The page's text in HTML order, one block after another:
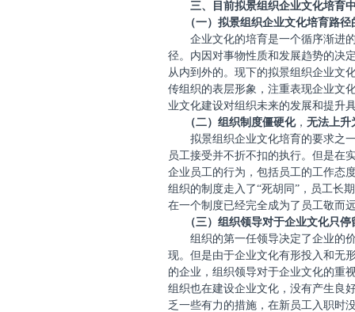
三、目前拟景组织企业文化培育
（一）拟景组织企业文化培育路径
企业文化的培育是一个循序渐进
径。内因对事物性质和发展趋势的决
从内到外的。现下的拟景组织企业文
传组织的表层形象，注重表现企业文
业文化建设对组织未来的发展和提升
（二）组织制度僵硬化，无法上升
拟景组织企业文化培育的要求之
员工接受并不折不扣的执行。但是在
企业员工的行为，包括员工的工作态
组织的制度走入了“死胡同”，员工长
在一个制度已经完全成为了员工敬而
（三）组织领导对于企业文化只
组织的第一任领导决定了企业的
现。但是由于企业文化有形投入和无
的企业，组织领导对于企业文化的重
组织也在建设企业文化，没有产生良
乏一些有力的措施，在新员工入职时